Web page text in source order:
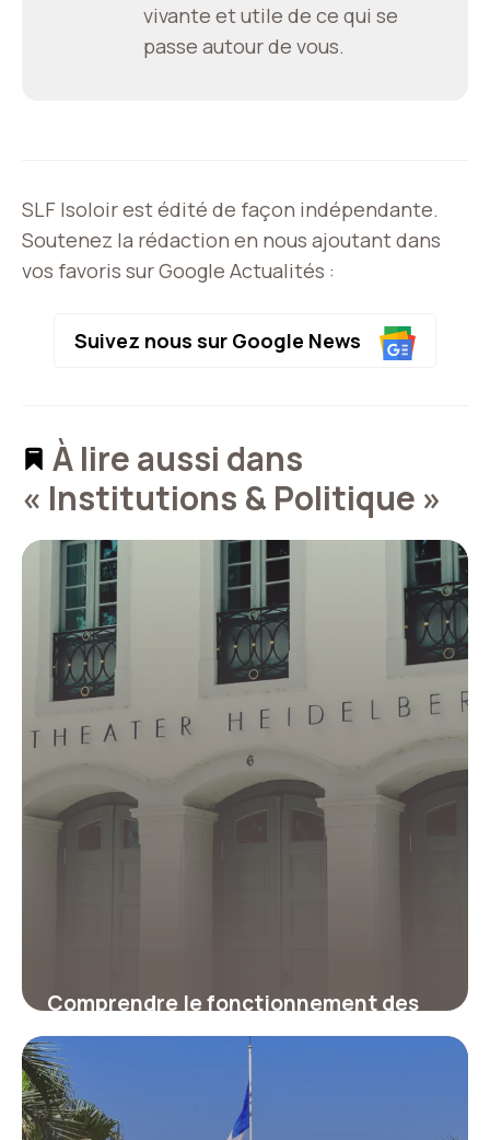
vivante et utile de ce qui se
passe autour de vous.
SLF Isoloir est édité de façon indépendante.
Soutenez la rédaction en nous ajoutant dans
vos favoris sur Google Actualités :
Suivez nous sur Google News
À lire aussi dans
« Institutions & Politique »
Comprendre le fonctionnement des
institutions françaises : principes
clés de la Ve République
30 mars 2026